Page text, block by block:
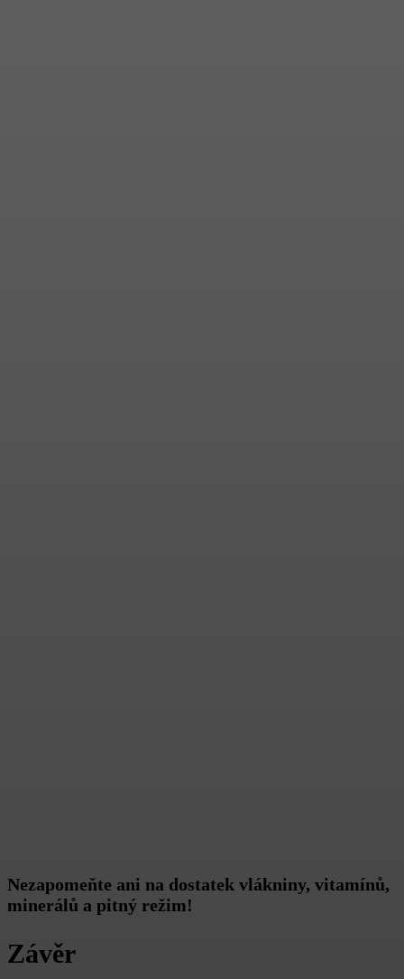
Nezapomeňte ani na dostatek vlákniny, vitamínů,
minerálů a pitný režim!
Závěr